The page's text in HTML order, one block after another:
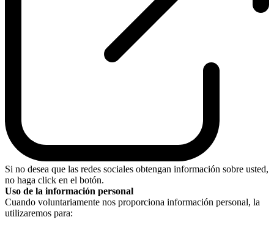
Si no desea que las redes sociales obtengan información sobre usted,
no haga click en el botón.
Uso de la información personal
Cuando voluntariamente nos proporciona información personal, la
utilizaremos para: